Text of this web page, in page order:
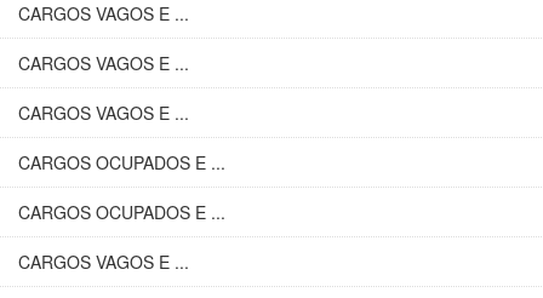
CARGOS VAGOS E ...
CARGOS VAGOS E ...
CARGOS VAGOS E ...
CARGOS OCUPADOS E ...
CARGOS OCUPADOS E ...
CARGOS VAGOS E ...